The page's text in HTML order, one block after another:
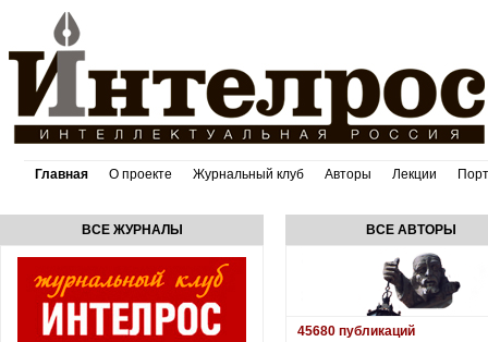
Главная О проекте Журнальный клуб Авторы Лекции
ВСЕ ЖУРНАЛЫ ВСЕ АВТОРЫ
45680 публикаций